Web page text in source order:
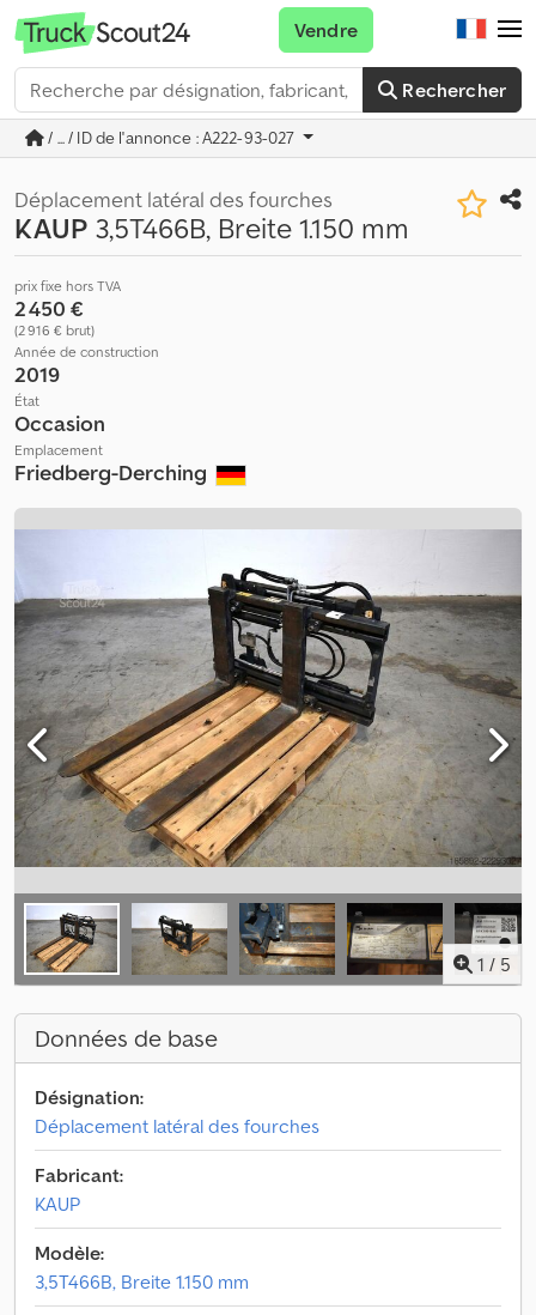
Rechercher
Vendre
/ ... / ID de l'annonce : A222-93-027
Déplacement latéral des fourches
KAUP 3,5T466B, Breite 1.150 mm
prix fixe hors TVA
2 450 €
(2 916 € brut)
Année de construction
2019
État
Occasion
Emplacement
Friedberg-Derching
1 / 5
Données de base
Désignation:
Déplacement latéral des fourches
Fabricant:
KAUP
Modèle:
3,5T466B, Breite 1.150 mm